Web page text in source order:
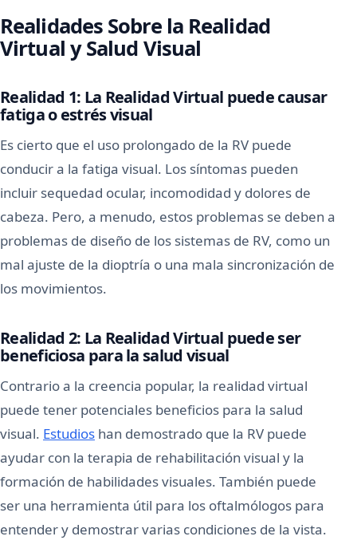
Realidades Sobre la Realidad
Virtual y Salud Visual
Realidad 1: La Realidad Virtual puede causar
fatiga o estrés visual
Es cierto que el uso prolongado de la RV puede
conducir a la fatiga visual. Los síntomas pueden
incluir sequedad ocular, incomodidad y dolores de
cabeza. Pero, a menudo, estos problemas se deben a
problemas de diseño de los sistemas de RV, como un
mal ajuste de la dioptría o una mala sincronización de
los movimientos.
Realidad 2: La Realidad Virtual puede ser
beneficiosa para la salud visual
Contrario a la creencia popular, la realidad virtual
puede tener potenciales beneficios para la salud
visual. Estudios han demostrado que la RV puede
ayudar con la terapia de rehabilitación visual y la
formación de habilidades visuales. También puede
ser una herramienta útil para los oftalmólogos para
entender y demostrar varias condiciones de la vista.